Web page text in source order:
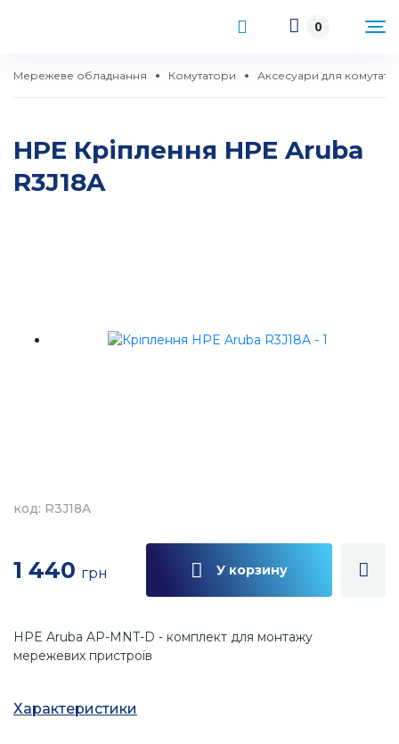
0
Мережеве обладнання Комутатори Аксесуари для
HPE Кріплення HPE Aruba
R3J18A
код: R3J18A
1 440 грн У корзину
HPE Aruba AP-MNT-D - комплект для монтажу
мережевих пристроїв
Характеристики